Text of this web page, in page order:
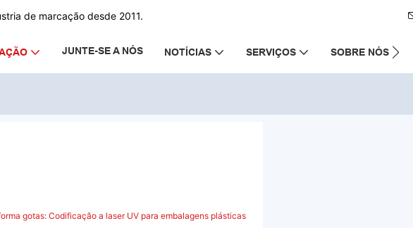
de marcação desde 2011.
JUNTE-SE A NÓS NOTÍCIAS SERVIÇOS SOBRE NÓS